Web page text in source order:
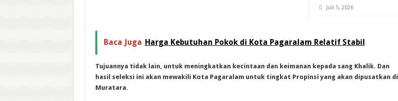
Juli 5, 2026
Baca Juga Harga Kebutuhan Pokok di Kota Pagaralam Relatif Stabil
Tujuannya tidak lain, untuk meningkatkan kecintaan dan keimanan kepada sang Khalik. Dan
hasil seleksi ini akan mewakili Kota Pagaralam untuk tingkat Propinsi yang akan dipusatkan di
Muratara.